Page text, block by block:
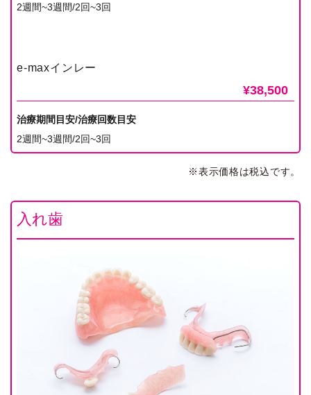
2週間~3週間/2回~3回
e-maxインレー
¥38,500
治療期間目安/治療回数目安
2週間~3週間/2回~3回
※表示価格は税込です。
入れ歯